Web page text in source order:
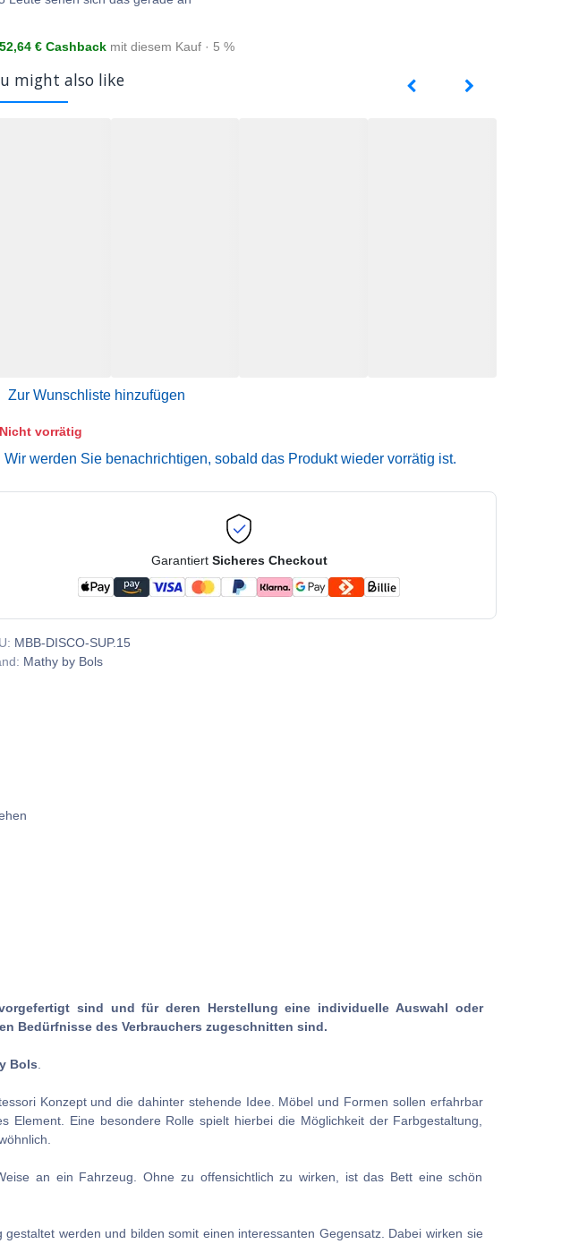
52,64 € Cashback mit diesem Kauf · 5 %
might also like
Zur Wunschliste hinzufügen
Nicht vorrätig
Wir werden Sie benachrichtigen, sobald das Produkt wieder vorrätig ist.
Garantiert Sicheres Checkout
MBB-DISCO-SUP.15
Mathy by Bols
sind und für deren Herstellung eine individuelle Auswahl oder
Bedürfnisse des Verbrauchers zugeschnitten sind.
Bols.
Konzept und die dahinter stehende Idee. Möbel und Formen sollen erfahrbar
Element. Eine besondere Rolle spielt hierbei die Möglichkeit der Farbgestaltung,
an ein Fahrzeug. Ohne zu offensichtlich zu wirken, ist das Bett eine schön
werden und bilden somit einen interessanten Gegensatz. Dabei wirken sie